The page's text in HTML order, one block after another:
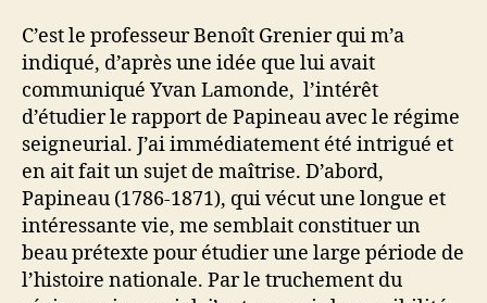
C’est le professeur Benoît Grenier qui m’a
indiqué, d’après une idée que lui avait
communiqué Yvan Lamonde, l’intérêt
d’étudier le rapport de Papineau avec le régime
seigneurial. J’ai immédiatement été intrigué et
en ait fait un sujet de maîtrise. D’abord,
Papineau (1786-1871), qui vécut une longue et
intéressante vie, me semblait constituer un
beau prétexte pour étudier une large période de
l’histoire nationale. Par le truchement du